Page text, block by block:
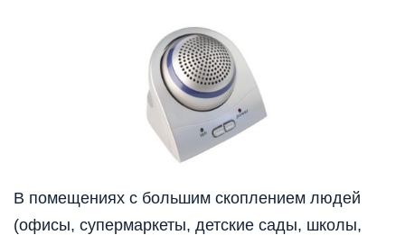
В помещениях с большим скоплением людей
(офисы, супермаркеты, детские сады, школы,